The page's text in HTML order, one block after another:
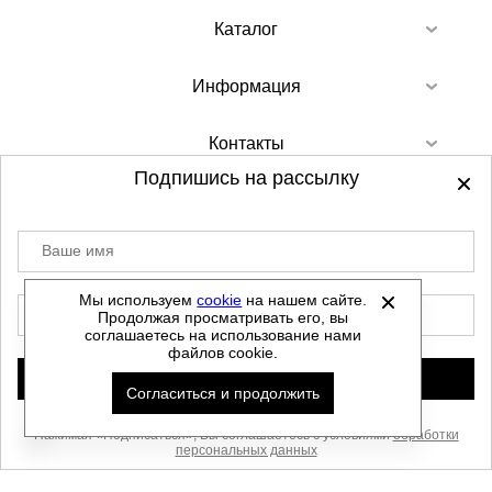
Каталог
Информация
Контакты
©2012-2026 - Sellgroup.ru - все права
защищены.
Данный сайт не является интернет магазином и
не является публичной офертой.
Политика обработки персональных данных
Автоматизировано -
Мы используемcookie на нашем сайте.
Продолжая просматривать его, вы
соглашаетесь на использование нами
файлов cookie.
Согласиться и продолжить
Подпишись на рассылку
Ваше имя
Нажимая «Подписаться», Вы соглашаетесь с условиямиобработки
персональных данных